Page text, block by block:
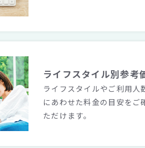
ライフスタイル別参考
ライフスタイルやご利用人
にあわせた料金の目安をご
ただけます。